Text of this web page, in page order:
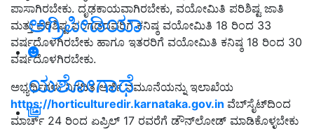
ಅಗ್ರಿಪೀಡಿಯಾ
ಯಶೋಗಾಥೆ
ಪಾಸಾಗಿರಬೇಕು. ದೃಢಕಾಯವಾಗಿರಬೇಕು, ವಯೋಮಿತಿ ಪರಿಶಿಷ್ಟ ಜಾತಿ
ಮತ್ತು ಪರಿಶಿಷ್ಟ ಪಂಗಡದವರಿಗೆ ಕನಿಷ್ಠ ವಯೋಮಿತಿ 18 ರಿಂದ 33
ವರ್ಷದೊಳಗಿರಬೇಕು ಹಾಗೂ ಇತರರಿಗೆ ವಯೋಮಿತಿ ಕನಿಷ್ಠ 18 ರಿಂದ 30
ವರ್ಷದೊಳಗಿರಬೇಕು.
ಅಭ್ಯರ್ಥಿಗಳು ನಿಗದಿತ ಅರ್ಜಿ ನಮೂನೆಯನ್ನು ಇಲಾಖೆಯ
https://horticulturedir.karnataka.gov.in ವೆಬ್‍ಸೈಟ್‍ದಿಂದ
ಮಾರ್ಚ್ 24 ರಿಂದ ಏಪ್ರಿಲ್ 17 ರವರೆಗೆ ಡೌನ್‍ಲೋಡ್ ಮಾಡಿಕೊಳ್ಳಬೇಕು